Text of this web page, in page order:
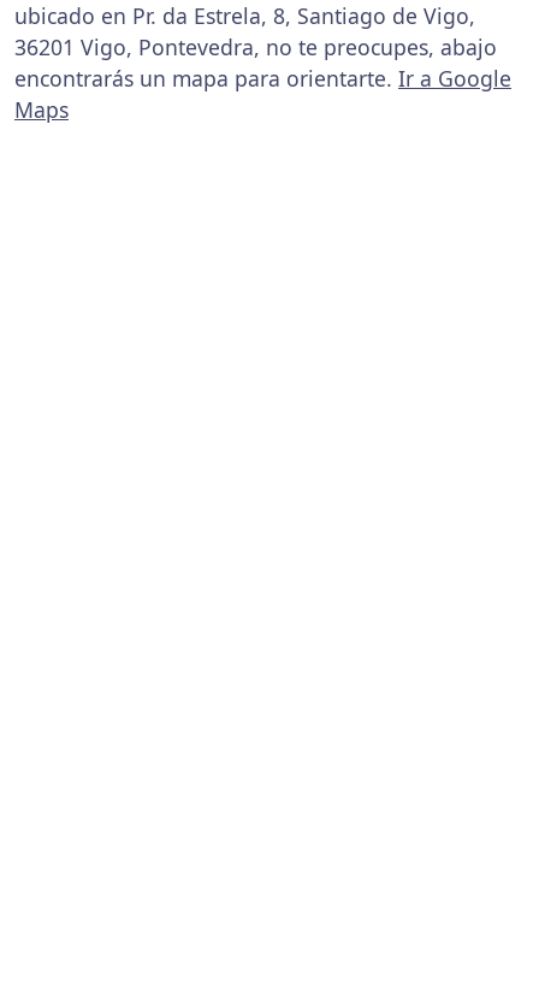
ubicado en Pr. da Estrela, 8, Santiago de Vigo,
36201 Vigo, Pontevedra, no te preocupes, abajo
encontrarás un mapa para orientarte. Ir a Google
Maps